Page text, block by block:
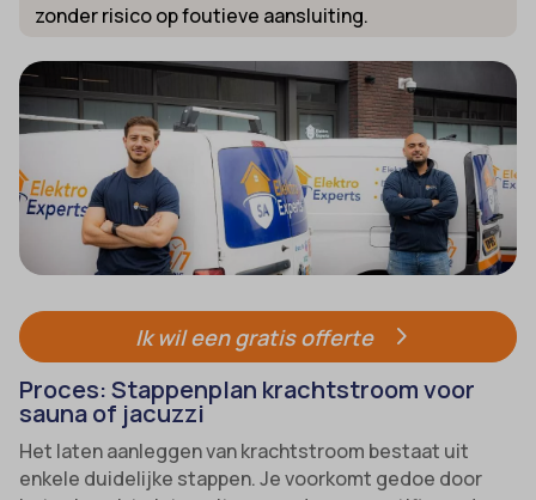
zonder risico op foutieve aansluiting.
Ik wil een gratis offerte
Proces: Stappenplan krachtstroom voor
sauna of jacuzzi
Het laten aanleggen van krachtstroom bestaat uit
enkele duidelijke stappen. Je voorkomt gedoe door